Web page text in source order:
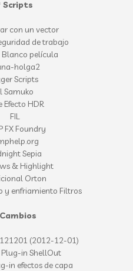
Scripts
con un vector
de trabajo
Blanco película
holga2
Scripts
Samuko
Efecto HDR
FIL
FX Foundry
Sepia
& Highlight
Orton
y enfriamiento Filtros
(2012-12-01)
in ShellOut
in efectos de capa